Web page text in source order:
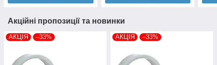
Акційні пропозиції та новинки
АКЦІЯ –33% АКЦІЯ –33%